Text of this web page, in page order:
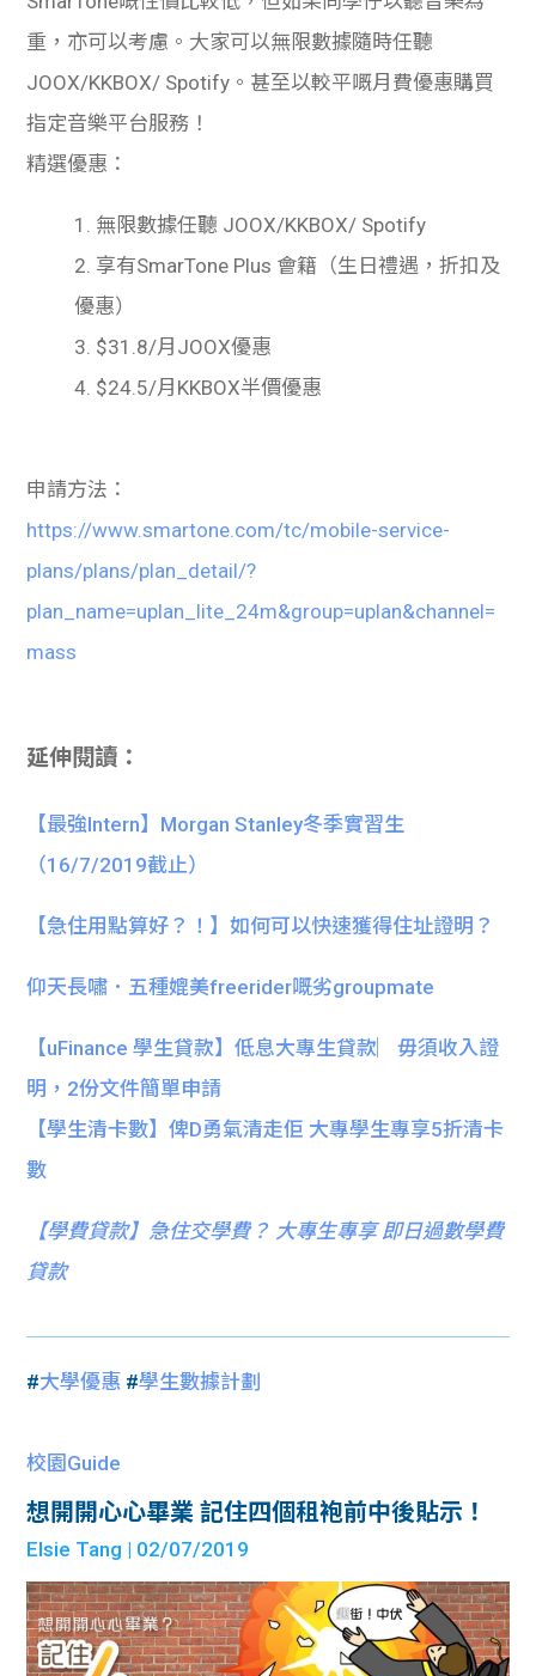
重，亦可以考慮。大家可以無限數據隨時任聽
JOOX/KKBOX/ Spotify 。甚至以較平嘅月費優惠購買
指定音樂平台服務！
精選優惠：
1. 無限數據任聽 JOOX/KKBOX/ Spotify
2. 享有SmarTone Plus 會籍（生日禮遇，折扣及
優惠）
3. $31.8/月 JOOX優惠
4. $24.5/月 KKBOX半價優惠
申請方法：
https://www.smartone.com/tc/mobile-service-
plans/plans/plan_detail/?
plan_name=uplan_lite_24m&group=uplan&channel=
mass
延伸閱讀：
【最強Intern】Morgan Stanley冬季實習生
（16/7/2019截止）
【急住用點算好？！】如何可以快速獲得住址證明？
仰天長嘯．五種媲美freerider嘅劣groupmate
【uFinance 學生貸款】低息大專生貸款︳毋須收入證
明，2份文件簡單申請
【學生清卡數】俾D勇氣清走佢 大專學生專享5折清卡
數
【學費貸款】急住交學費？ 大專生專享 即日過數學費
貸款
#大學優惠 #學生數據計劃
校園Guide
想開開心心畢業 記住四個租袍前中後貼示！
Elsie Tang | 02/07/2019